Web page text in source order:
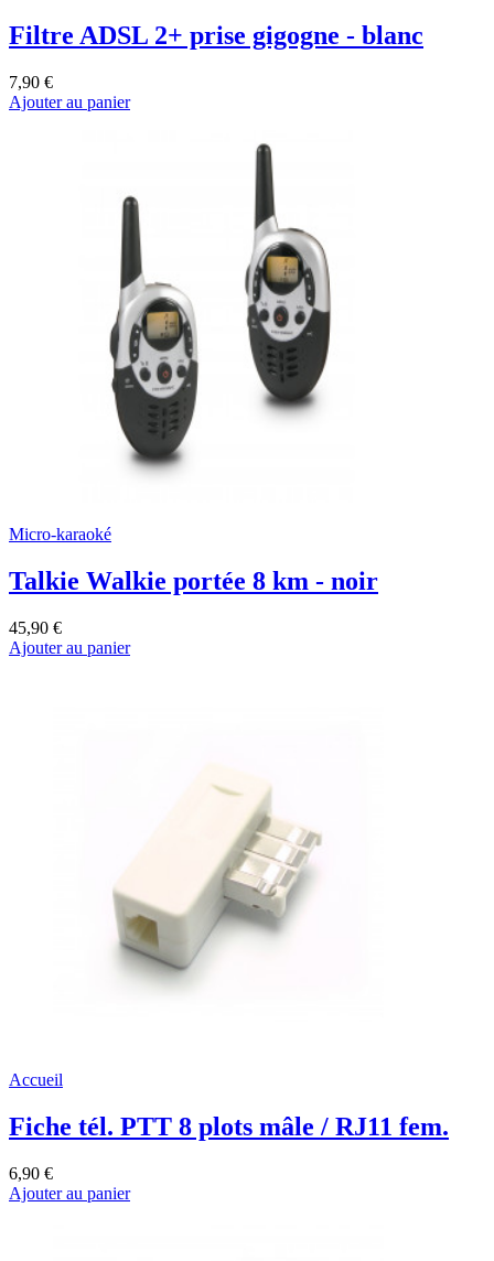
Filtre ADSL 2+ prise gigogne - blanc
7,90 €
Ajouter au panier
Micro-karaoké
Talkie Walkie portée 8 km - noir
45,90 €
Ajouter au panier
Accueil
Fiche tél. PTT 8 plots mâle / RJ11 fem.
6,90 €
Ajouter au panier